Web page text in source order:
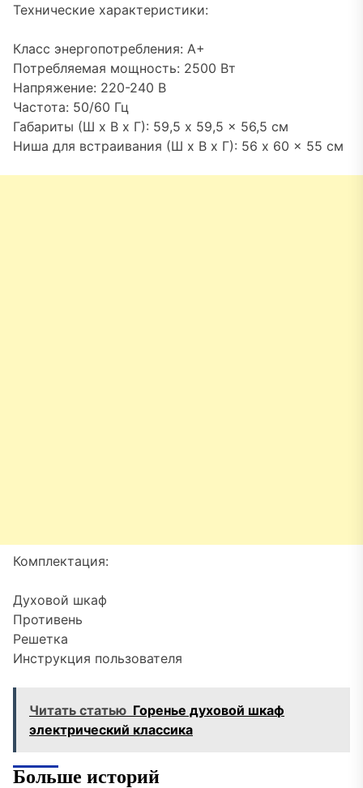
Технические характеристики:
Класс энергопотребления: A+
Потребляемая мощность: 2500 Вт
Напряжение: 220-240 В
Частота: 50/60 Гц
Габариты (Ш x В x Г): 59,5 x 59,5 x 56,5 см
Ниша для встраивания (Ш x В x Г): 56 x 60 x 55 см
Комплектация:
Духовой шкаф
Противень
Решетка
Инструкция пользователя
Читать статью Горенье духовой шкаф
электрический классика
Больше историй